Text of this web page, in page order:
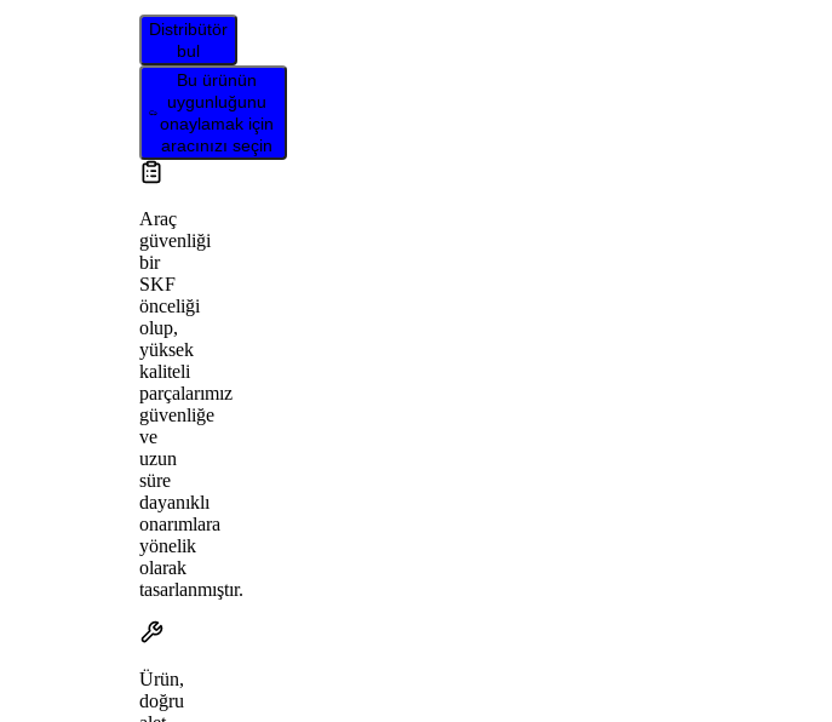
Distribütör
bul
Bu ürünün
uygunluğunu
onaylamak için
aracınızı seçin
Araç
güvenliği
bir
SKF
önceliği
olup,
yüksek
kaliteli
parçalarımız
güvenliğe
ve
uzun
süre
dayanıklı
onarımlara
yönelik
olarak
tasarlanmıştır.
Ürün,
doğru